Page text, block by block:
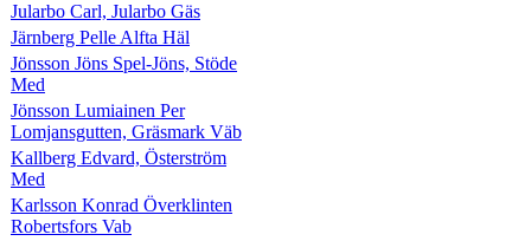
Jularbo Carl, Jularbo Gäs
Järnberg Pelle Alfta Häl
Jönsson Jöns Spel-Jöns, Stöde
Med
Jönsson Lumiainen Per
Lomjansgutten, Gräsmark Väb
Kallberg Edvard, Österström
Med
Karlsson Konrad Överklinten
Robertsfors Vab